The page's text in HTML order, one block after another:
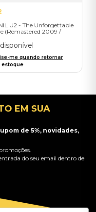
U2 - The Unforgettable
(Remastered 2009 /
me quando retornar
estoque
EM SUA
de 5%, novidades,
do seu email dentro de